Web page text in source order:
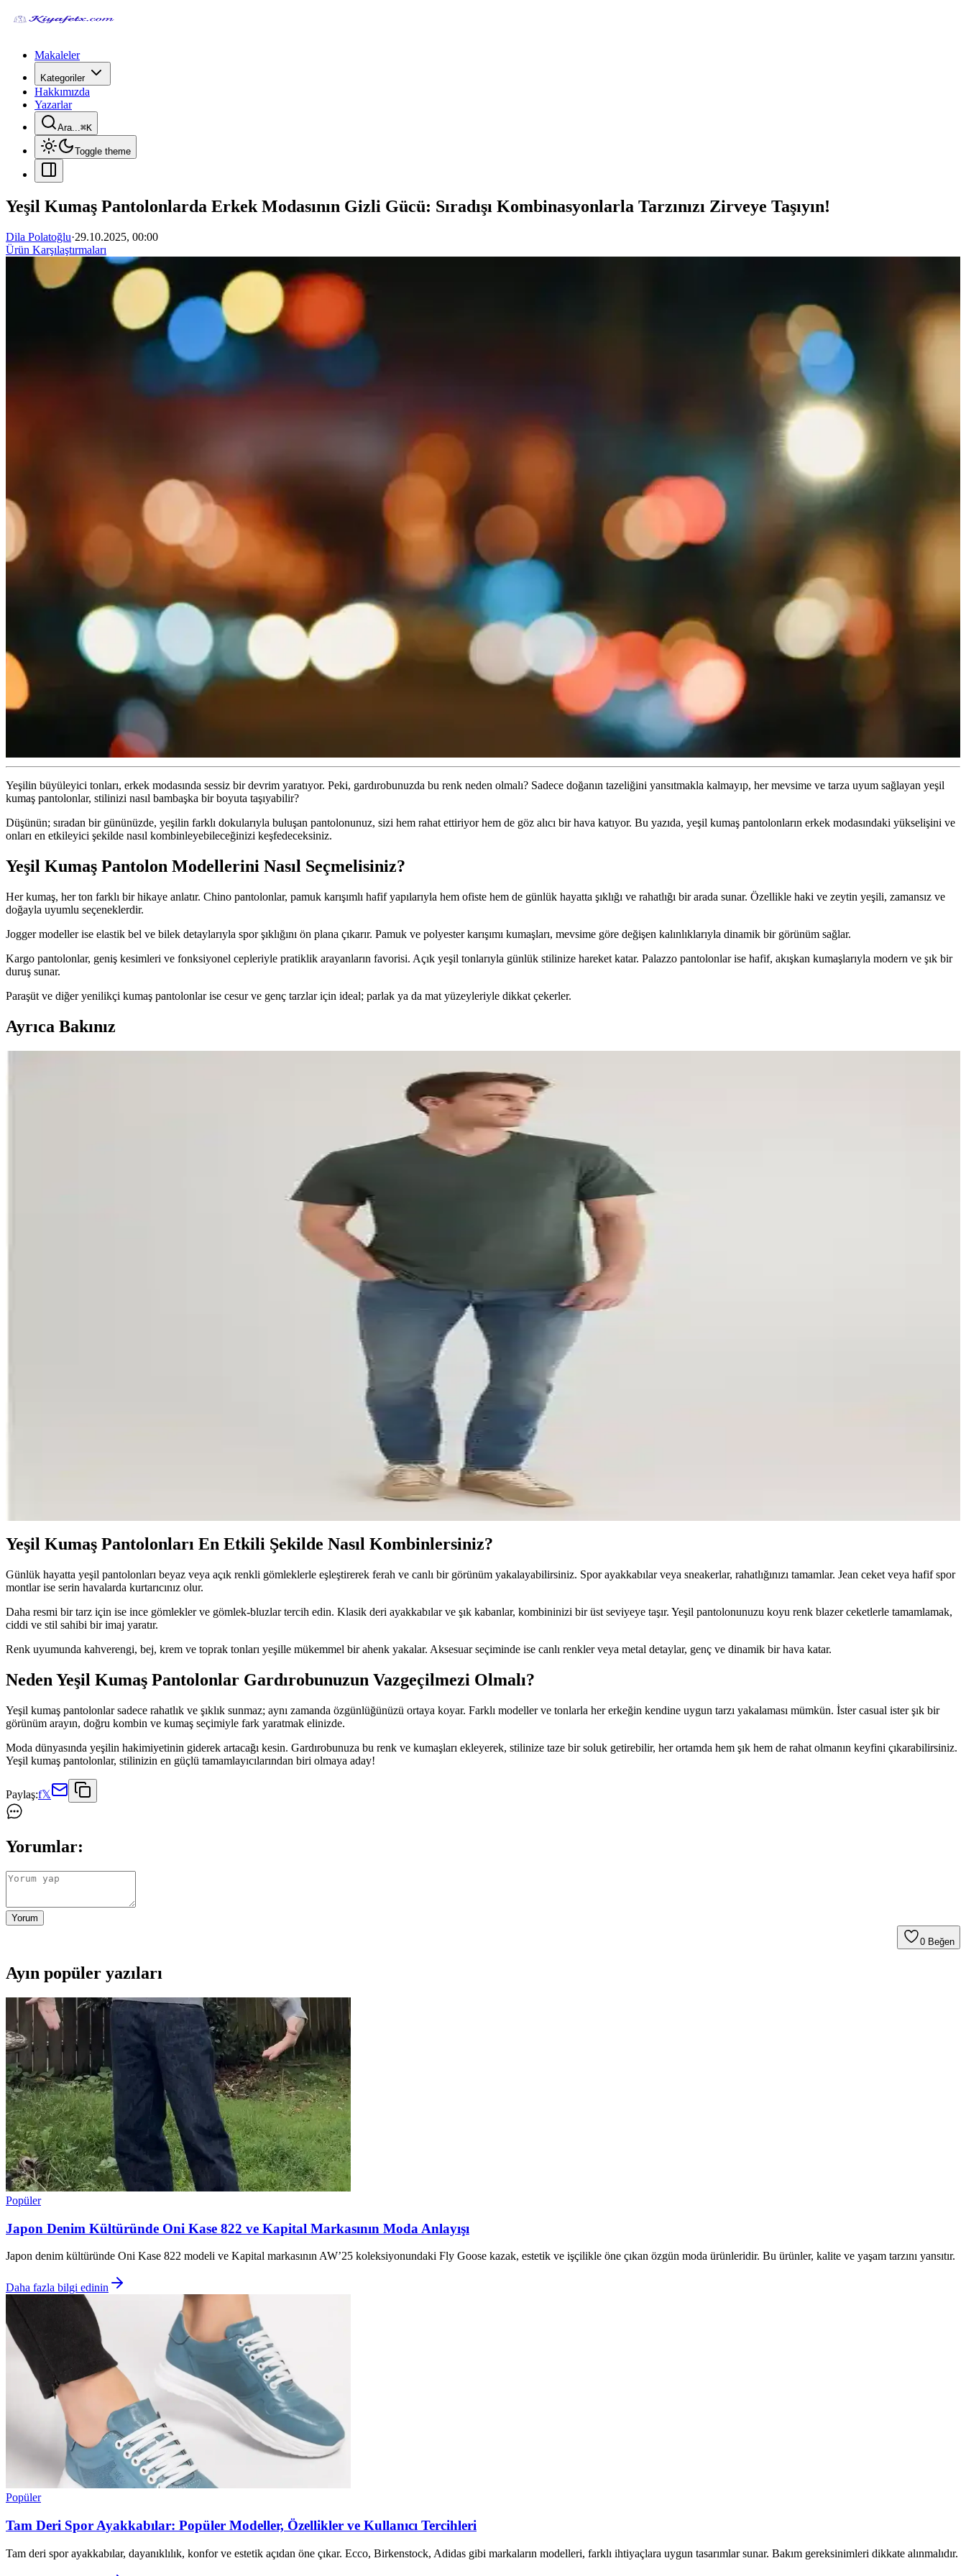
Makaleler
Kategoriler
Hakkımızda
Yazarlar
Ara...⌘K
Toggle theme
Yeşil Kumaş Pantolonlarda Erkek Modasının Gizli Gücü: Sıradışı Kombinasyonlarla Tarzınızı Zirveye Taşıyın!
Dila Polatoğlu·29.10.2025, 00:00
Ürün Karşılaştırmaları
Yeşilin büyüleyici tonları, erkek modasında sessiz bir devrim yaratıyor. Peki, gardırobunuzda bu renk neden olmalı? Sadece doğanın tazeliğini yansıtmakla kalmayıp, her mevsime ve tarza uyum sağlayan yeşil
kumaş pantolonlar, stilinizi nasıl bambaşka bir boyuta taşıyabilir?
Düşünün; sıradan bir gününüzde, yeşilin farklı dokularıyla buluşan pantolonunuz, sizi hem rahat ettiriyor hem de göz alıcı bir hava katıyor. Bu yazıda, yeşil kumaş pantolonların erkek modasındaki yükselişini ve
onları en etkileyici şekilde nasıl kombinleyebileceğinizi keşfedeceksiniz.
Yeşil Kumaş Pantolon Modellerini Nasıl Seçmelisiniz?
Her kumaş, her ton farklı bir hikaye anlatır. Chino pantolonlar, pamuk karışımlı hafif yapılarıyla hem ofiste hem de günlük hayatta şıklığı ve rahatlığı bir arada sunar. Özellikle haki ve zeytin yeşili, zamansız ve
doğayla uyumlu seçeneklerdir.
Jogger modeller ise elastik bel ve bilek detaylarıyla spor şıklığını ön plana çıkarır. Pamuk ve polyester karışımı kumaşları, mevsime göre değişen kalınlıklarıyla dinamik bir görünüm sağlar.
Kargo pantolonlar, geniş kesimleri ve fonksiyonel cepleriyle pratiklik arayanların favorisi. Açık yeşil tonlarıyla günlük stilinize hareket katar. Palazzo pantolonlar ise hafif, akışkan kumaşlarıyla modern ve şık bir
duruş sunar.
Paraşüt ve diğer yenilikçi kumaş pantolonlar ise cesur ve genç tarzlar için ideal; parlak ya da mat yüzeyleriyle dikkat çekerler.
Ayrıca Bakınız
OneZero'un yeşil destroy skinny fit jeans'i, rahatlık ve şıklığı bir arada sunar. Kumaş, tasarım ve kullanıcı geri bildirimleriyle ilgili detaylar içerir.
Yeşil Elbise Kombinleri: Renk Tonları, Kumaş ve Stil Önerileriyle Şıklık Rehberi
Yeşil elbise kombinlerinde renk tonları, kumaş seçimi ve aksesuarlarla dengeli stil oluşturmanın yolları. Günlük ve özel günler için etkileyici yeşil elbise kombin önerileri sunuluyor.
Olalook Kadın Çimen Yeşili Omuz ve Kol Düğmeli Şardonlu Likralı Bluz Ürün Tanıtımı ve Özellikleri
Olalook'un yeşil kadın bluzu, şık ve rahat tasarımıyla günlük kullanım için ideal. %50 pamuk, %45 polyester, %5 likra karışımıyla yumuşak ve dayanıklı, slim fit kesim, minimal detaylar ve çok yönlü
Yeşil Pantolon Kombinleri: Renk Uyumu ve Stil Ögeleri Üzerine Kısıtlı Analiz
Yeşil pantolonların kombinlenmesinde renk uyumu ve stil ögeleri önemlidir. Nötr ve toprak tonlarıyla uyumlu kombinler oluşturulabilir. Ancak detaylı bilgi için daha kapsamlı kaynaklar gereklidir.
Katia & Bony Çocuk Pamuklu Yeşil Tayt: Konfor ve Şıklığın Modern Buluşması
Katia & Bony'nin yeşil çocuk taytı, yüksek kaliteli pamuk ve elastan karışımıyla hareket özgürlüğü ve şıklık sunar, günlük kullanım için ideal bir seçenektir.
Bwest Uzun Tunik Kapşonlu Kenardan Yırtmaçlı Spor Takımını İnceleyin
Bwest markasının yeşil renkli uzun tunik spor takımı, kapşon ve yırtmaç detaylarıyla şıklık ve rahatlığı bir arada sunar, uzun boylu kullanıcılar için ideal, kaliteli kumaşıyla dikkat çeker.
U.S. Polo Assn. Erkek Çocuk Yeşil Tişörtleri Karşılaştırması ve Özellikleri
Bu makalede, U.S. Polo Assn.'nin erkek çocuklar için tasarlanmış iki yeşil tişört modeli detaylı şekilde karşılaştırılıyor, kullanıcı yorumları ve özellikleriyle bilinçli alışveriş rehberi sunuyor.
Mavi Stretch V Yaka Yeşil Basic Tişört Günlük Kullanım ve Kombinasyon İpuçları
Esnek pamuk elastan karışımı yeşil tişört, modern tasarımı ve rahat kesimiyle günlük şıklık ve konfor sağlar, farklı kombinasyonlara uyum gösterir.
Yeşil Kumaş Pantolonları En Etkili Şekilde Nasıl Kombinlersiniz?
Günlük hayatta yeşil pantolonları beyaz veya açık renkli gömleklerle eşleştirerek ferah ve canlı bir görünüm yakalayabilirsiniz. Spor ayakkabılar veya sneakerlar, rahatlığınızı tamamlar. Jean ceket veya hafif spor
montlar ise serin havalarda kurtarıcınız olur.
Daha resmi bir tarz için ise ince gömlekler ve gömlek-bluzlar tercih edin. Klasik deri ayakkabılar ve şık kabanlar, kombininizi bir üst seviyeye taşır. Yeşil pantolonunuzu koyu renk blazer ceketlerle tamamlamak,
ciddi ve stil sahibi bir imaj yaratır.
Renk uyumunda kahverengi, bej, krem ve toprak tonları yeşille mükemmel bir ahenk yakalar. Aksesuar seçiminde ise canlı renkler veya metal detaylar, genç ve dinamik bir hava katar.
Neden Yeşil Kumaş Pantolonlar Gardırobunuzun Vazgeçilmezi Olmalı?
Yeşil kumaş pantolonlar sadece rahatlık ve şıklık sunmaz; aynı zamanda özgünlüğünüzü ortaya koyar. Farklı modeller ve tonlarla her erkeğin kendine uygun tarzı yakalaması mümkün. İster casual ister şık bir
görünüm arayın, doğru kombin ve kumaş seçimiyle fark yaratmak elinizde.
Moda dünyasında yeşilin hakimiyetinin giderek artacağı kesin. Gardırobunuza bu renk ve kumaşları ekleyerek, stilinize taze bir soluk getirebilir, her ortamda hem şık hem de rahat olmanın keyfini çıkarabilirsiniz.
Yeşil kumaş pantolonlar, stilinizin en güçlü tamamlayıcılarından biri olmaya aday!
Paylaş:f𝕏
Yorumlar:
Yorum
0 Beğen
Ayın popüler yazıları
Popüler
Japon Denim Kültüründe Oni Kase 822 ve Kapital Markasının Moda Anlayışı
Japon denim kültüründe Oni Kase 822 modeli ve Kapital markasının AW’25 koleksiyonundaki Fly Goose kazak, estetik ve işçilikle öne çıkan özgün moda ürünleridir. Bu ürünler, kalite ve yaşam tarzını yansıtır.
Daha fazla bilgi edinin
Popüler
Tam Deri Spor Ayakkabılar: Popüler Modeller, Özellikler ve Kullanıcı Tercihleri
Tam deri spor ayakkabılar, dayanıklılık, konfor ve estetik açıdan öne çıkar. Ecco, Birkenstock, Adidas gibi markaların modelleri, farklı ihtiyaçlara uygun tasarımlar sunar. Bakım gereksinimleri dikkate alınmalıdır.